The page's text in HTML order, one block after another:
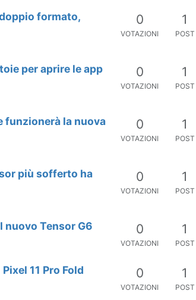
formato,
0
VOTAZIONI
1
POST
per aprire le app
0
VOTAZIONI
1
POST
funzionerà la nuova
0
VOTAZIONI
1
POST
più sofferto ha
0
VOTAZIONI
1
POST
nuovo Tensor G6 0
VOTAZIONI
1
POST
11 Pro Fold 0
VOTAZIONI
1
POST